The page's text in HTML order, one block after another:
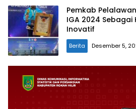
Pemkab
IGA 2024
Inovatif
Berita Desember 5,